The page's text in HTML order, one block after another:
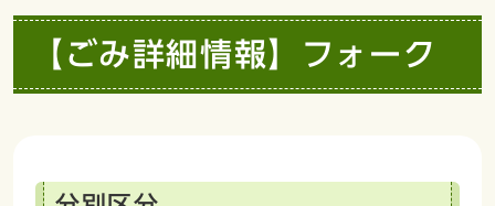
【ごみ詳細情報】フォーク